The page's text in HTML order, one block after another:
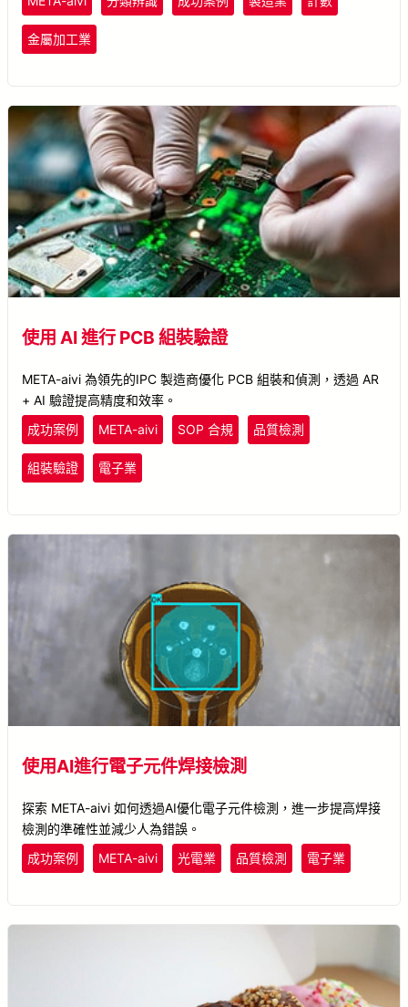
金屬加工業
使用 AI 進行 PCB 組裝驗證
META-aivi 為領先的IPC 製造商優化 PCB 組裝和偵測，透過 AR
+ AI 驗證提高精度和效率。
成功案例
META-aivi SOP 合規 品質檢測
組裝驗證 電子業
使用AI進行電子元件焊接檢測
探索 META-aivi 如何透過AI優化電子元件檢測，進一步提高焊接
檢測的準確性並減少人為錯誤。
成功案例
META-aivi 光電業 品質檢測 電子業